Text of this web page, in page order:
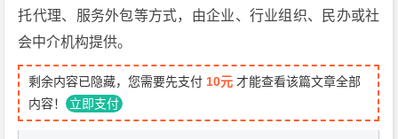
托代理、服务外包等方式，由企业、行业组织、民办或社
会中介机构提供。
剩余内容已隐藏，您需要先支付 10元 才能查看该篇文章全部
内容！ 立即支付